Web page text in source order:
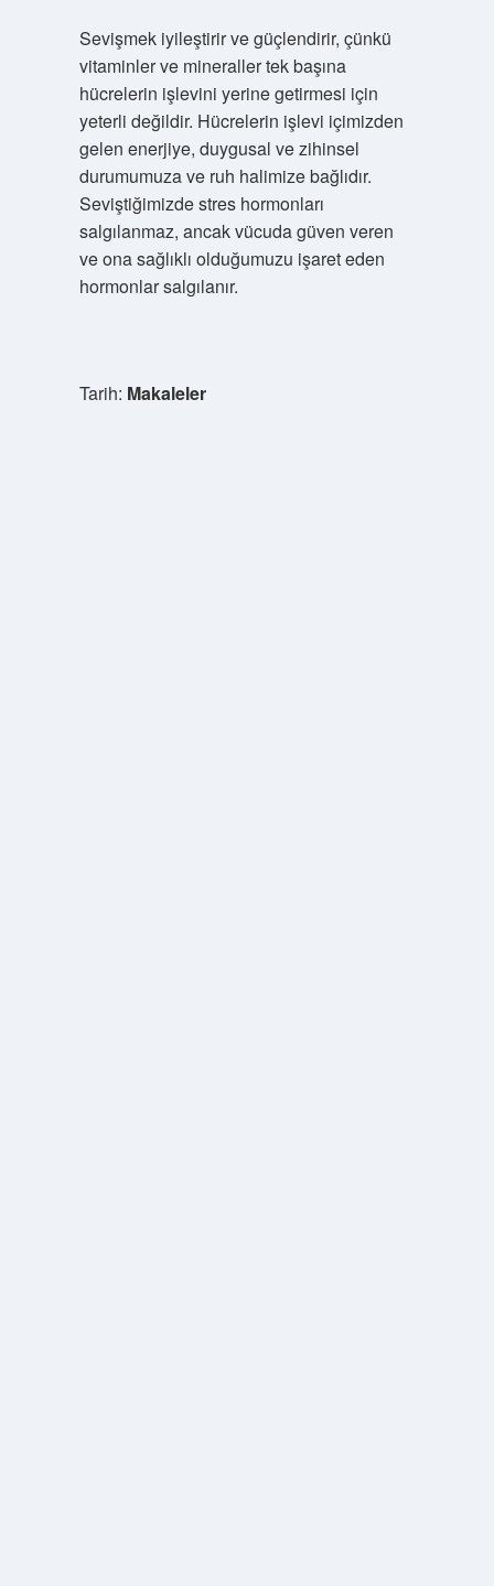
Sevişmek iyileştirir ve güçlendirir, çünkü
vitaminler ve mineraller tek başına
hücrelerin işlevini yerine getirmesi için
yeterli değildir. Hücrelerin işlevi içimizden
gelen enerjiye, duygusal ve zihinsel
durumumuza ve ruh halimize bağlıdır.
Seviştiğimizde stres hormonları
salgılanmaz, ancak vücuda güven veren
ve ona sağlıklı olduğumuzu işaret eden
hormonlar salgılanır.
Tarih: Makaleler